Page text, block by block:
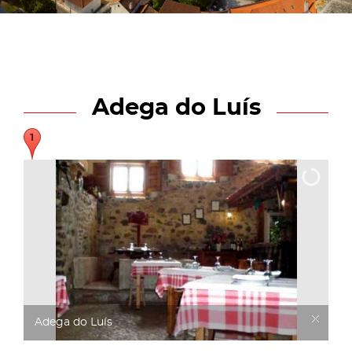
Adega do Luís
Adega do Luís